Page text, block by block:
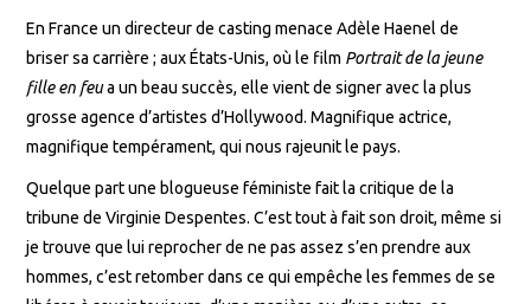
En France un directeur de casting menace Adèle Haenel de
briser sa carrière ; aux États-Unis, où le film Portrait de la jeune
fille en feua un beau succès, elle vient de signer avec la plus
grosse agence d’artistes d’Hollywood. Magnifique actrice,
magnifique tempérament, qui nous rajeunit le pays.
Quelque part une blogueuse féministe fait la critique de la
tribune de Virginie Despentes. C’est tout à fait son droit, même si
je trouve que lui reprocher de ne pas assez s’en prendre aux
hommes, c’est retomber dans ce qui empêche les femmes de se